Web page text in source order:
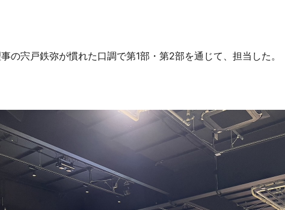
の宍戸鉄弥が慣れた口調で第1部・第2部を通じて、担当した。